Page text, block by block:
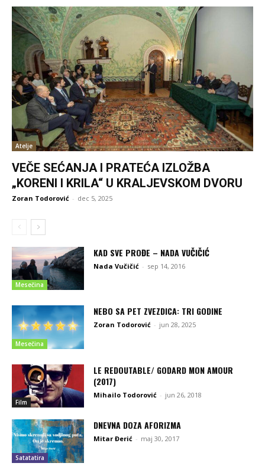
Atelje
VEČE SEĆANJA I PRATEĆA IZLOŽBA
„KORENI I KRILA“ U KRALJEVSKOM DVORU
Zoran Todorović - dec 5, 2025
Mesečina
KAD SVE PROĐE – NADA VUČIČIĆ
Nada Vučičić - sep 14, 2016
Mesečina
NEBO SA PET ZVEZDICA: TRI GODINE
Zoran Todorović - jun 28, 2025
Film
LE REDOUTABLE/ GODARD MON AMOUR
(2017)
Mihailo Todorović - jun 26, 2018
Satatatira
DNEVNA DOZA AFORIZMA
Mitar Đerić - maj 30, 2017